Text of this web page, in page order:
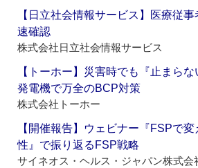
【日立社会情報サービス】医療従
速確認
株式会社日立社会情報サービス
【トーホー】災害時でも『止まら
発電機で万全のBCP対策
株式会社トーホー
【開催報告】ウェビナー『FSPで
性』で振り返るFSP戦略
サイネオス・ヘルス・ジャパン株式会